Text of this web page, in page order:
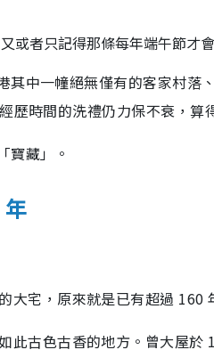
或者只記得那條每年端午節
中一幢絕無僅有的客家村落
時間的洗禮仍力保不衰，算
寶藏」。
大宅，原來就是已有超過 160
此古色古香的地方。 曾大屋於